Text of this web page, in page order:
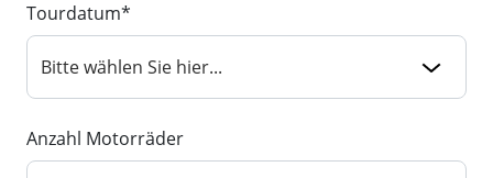
Tourdatum*
Anzahl Motorräder